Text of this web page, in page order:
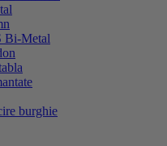
Bi-Metal
burghie